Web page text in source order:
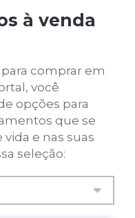
à venda
comprar em
você
opções para
que se
e nas suas
seleção: